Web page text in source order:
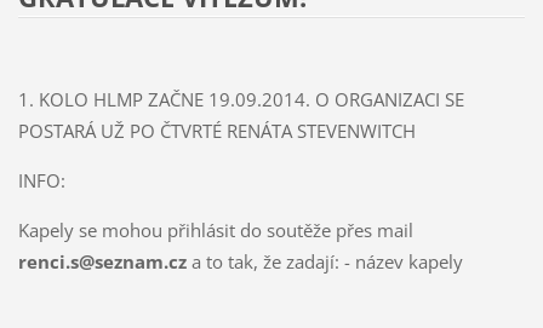
1. KOLO HLMP ZAČNE 19.09.2014. O ORGANIZACI SE
POSTARÁ UŽ PO ČTVRTÉ RENÁTA STEVENWITCH
INFO:
Kapely se mohou přihlásit do soutěže přes mail
renci.s@seznam.cza to tak, že zadají: - název kapely